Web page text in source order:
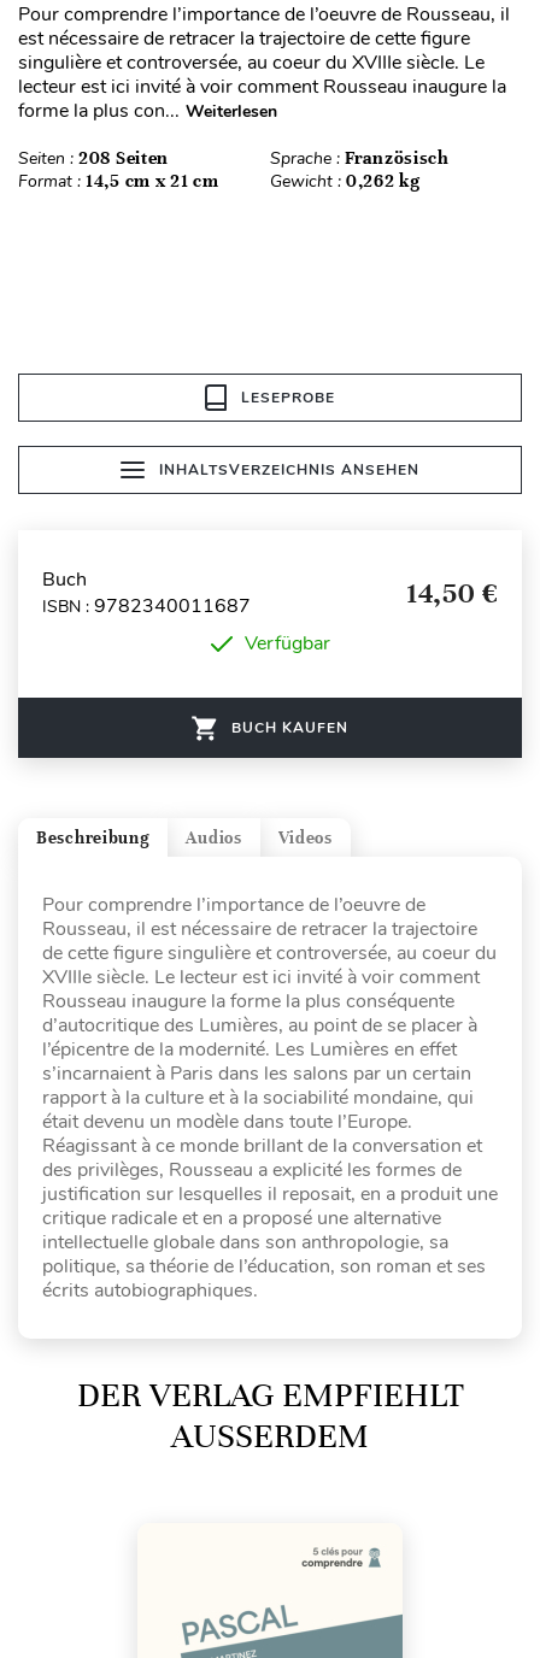
Pour comprendre l’importance de l’oeuvre de Rousseau, il
est nécessaire de retracer la trajectoire de cette figure
singulière et controversée, au coeur du XVIIIe siècle. Le
lecteur est ici invité à voir comment Rousseau inaugure la
forme la plus con... Weiterlesen
Seiten : 208 Seiten Sprache : Französisch
Format : 14,5 cm x 21 cm Gewicht : 0,262 kg
LESEPROBE
INHALTSVERZEICHNIS ANSEHEN
Buch
ISBN : 9782340011687 14,50 €
Verfügbar
BUCH KAUFEN
Videos
Audios
Beschreibung
Pour comprendre l’importance de l’oeuvre de
Rousseau, il est nécessaire de retracer la trajectoire
de cette figure singulière et controversée, au coeur du
XVIIIe siècle. Le lecteur est ici invité à voir comment
Rousseau inaugure la forme la plus conséquente
d’autocritique des Lumières, au point de se placer à
l’épicentre de la modernité. Les Lumières en effet
s’incarnaient à Paris dans les salons par un certain
rapport à la culture et à la sociabilité mondaine, qui
était devenu un modèle dans toute l’Europe.
Réagissant à ce monde brillant de la conversation et
des privilèges, Rousseau a explicité les formes de
justification sur lesquelles il reposait, en a produit une
critique radicale et en a proposé une alternative
intellectuelle globale dans son anthropologie, sa
politique, sa théorie de l’éducation, son roman et ses
écrits autobiographiques.
DER VERLAG EMPFIEHLT
AUSSERDEM